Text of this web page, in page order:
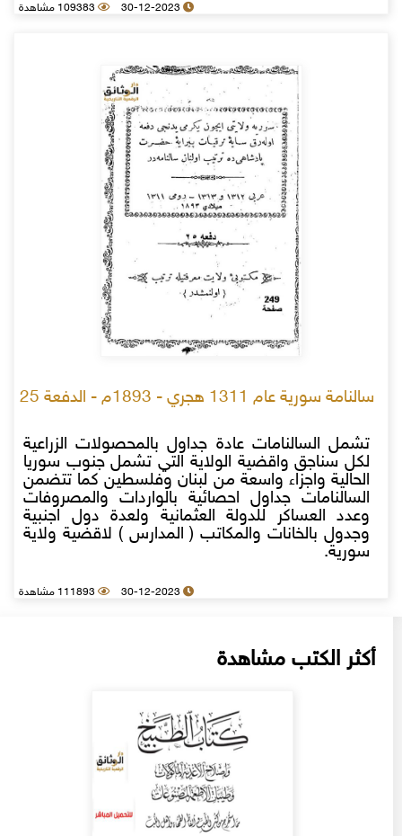
30-12-2023 109383 مشاهدة
سالنامة سورية عام 1311 هجري - 1893م - الدفعة 25
تشمل السالنامات عادة جداول بالمحصولات الزراعية
لكل سناجق واقضية الولاية التي تشمل جنوب سوريا
الحالية واجزاء واسعة من لبنان وفلسطين كما تتضمن
السالنامات جداول احصائية بالواردات والمصروفات
وعدد العساكر للدولة العثمانية ولعدة دول اجنبية
وجدول بالخانات والمكاتب ( المدارس ) لاقضية ولاية
سورية.
30-12-2023 111893 مشاهدة
أكثر الكتب مشاهدة